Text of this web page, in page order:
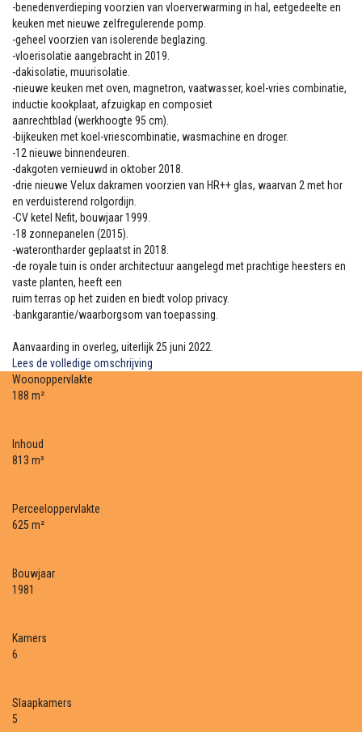
-benedenverdieping voorzien van vloerverwarming in hal, eetgedeelte en
keuken met nieuwe zelfregulerende pomp.
-geheel voorzien van isolerende beglazing.
-vloerisolatie aangebracht in 2019.
-dakisolatie, muurisolatie.
-nieuwe keuken met oven, magnetron, vaatwasser, koel-vries combinatie,
inductie kookplaat, afzuigkap en composiet
aanrechtblad (werkhoogte 95 cm).
-bijkeuken met koel-vriescombinatie, wasmachine en droger.
-12 nieuwe binnendeuren.
-dakgoten vernieuwd in oktober 2018.
-drie nieuwe Velux dakramen voorzien van HR++ glas, waarvan 2 met hor
en verduisterend rolgordijn.
-CV ketel Nefit, bouwjaar 1999.
-18 zonnepanelen (2015).
-waterontharder geplaatst in 2018.
-de royale tuin is onder architectuur aangelegd met prachtige heesters en
vaste planten, heeft een
ruim terras op het zuiden en biedt volop privacy.
-bankgarantie/waarborgsom van toepassing.
Aanvaarding in overleg, uiterlijk 25 juni 2022.
Lees de volledige omschrijving
Woonoppervlakte
188 m²
Inhoud
813 m³
Perceeloppervlakte
625 m²
Bouwjaar
1981
Kamers
6
Slaapkamers
5